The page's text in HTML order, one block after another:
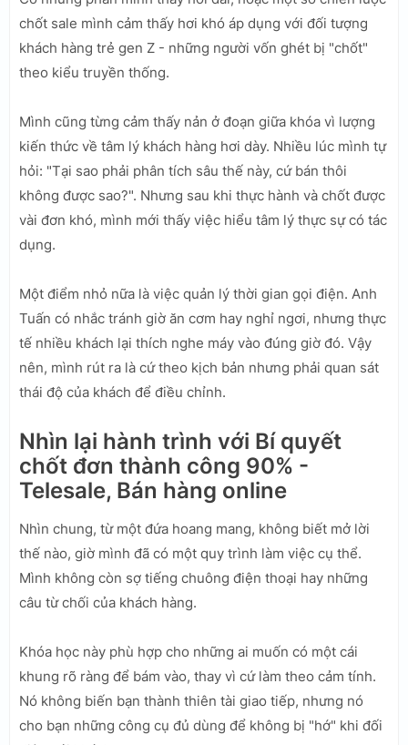
chốt sale mình cảm thấy hơi khó áp dụng với đối tượng
khách hàng trẻ gen Z - những người vốn ghét bị "chốt"
theo kiểu truyền thống.
Mình cũng từng cảm thấy nản ở đoạn giữa khóa vì lượng
kiến thức về tâm lý khách hàng hơi dày. Nhiều lúc mình tự
hỏi: "Tại sao phải phân tích sâu thế này, cứ bán thôi
không được sao?". Nhưng sau khi thực hành và chốt được
vài đơn khó, mình mới thấy việc hiểu tâm lý thực sự có tác
dụng.
Một điểm nhỏ nữa là việc quản lý thời gian gọi điện. Anh
Tuấn có nhắc tránh giờ ăn cơm hay nghỉ ngơi, nhưng thực
tế nhiều khách lại thích nghe máy vào đúng giờ đó. Vậy
nên, mình rút ra là cứ theo kịch bản nhưng phải quan sát
thái độ của khách để điều chỉnh.
Nhìn lại hành trình với Bí quyết
chốt đơn thành công 90% -
Telesale, Bán hàng online
Nhìn chung, từ một đứa hoang mang, không biết mở lời
thế nào, giờ mình đã có một quy trình làm việc cụ thể.
Mình không còn sợ tiếng chuông điện thoại hay những
câu từ chối của khách hàng.
Khóa học này phù hợp cho những ai muốn có một cái
khung rõ ràng để bám vào, thay vì cứ làm theo cảm tính.
Nó không biến bạn thành thiên tài giao tiếp, nhưng nó
cho bạn những công cụ đủ dùng để không bị "hớ" khi đối